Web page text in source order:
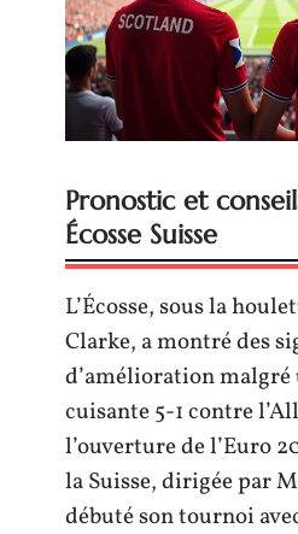
Pronostic et
Écosse Suisse
L’Écosse, sous la
Clarke, a montré des
d’amélioration malgré
cuisante 5-1 contre
l’ouverture de l’Euro
la Suisse, dirigée par
débuté son tournoi